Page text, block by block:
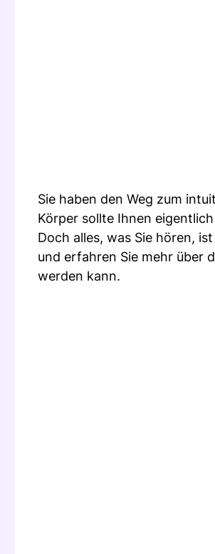
Sie haben den Weg zum
Körper sollte Ihnen
Doch alles, was Sie hören,
und erfahren Sie mehr über
werden kann.